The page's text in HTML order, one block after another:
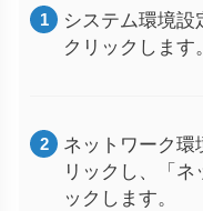
システム環境
クリックします。
ネットワーク環
リックし、「
ックします。